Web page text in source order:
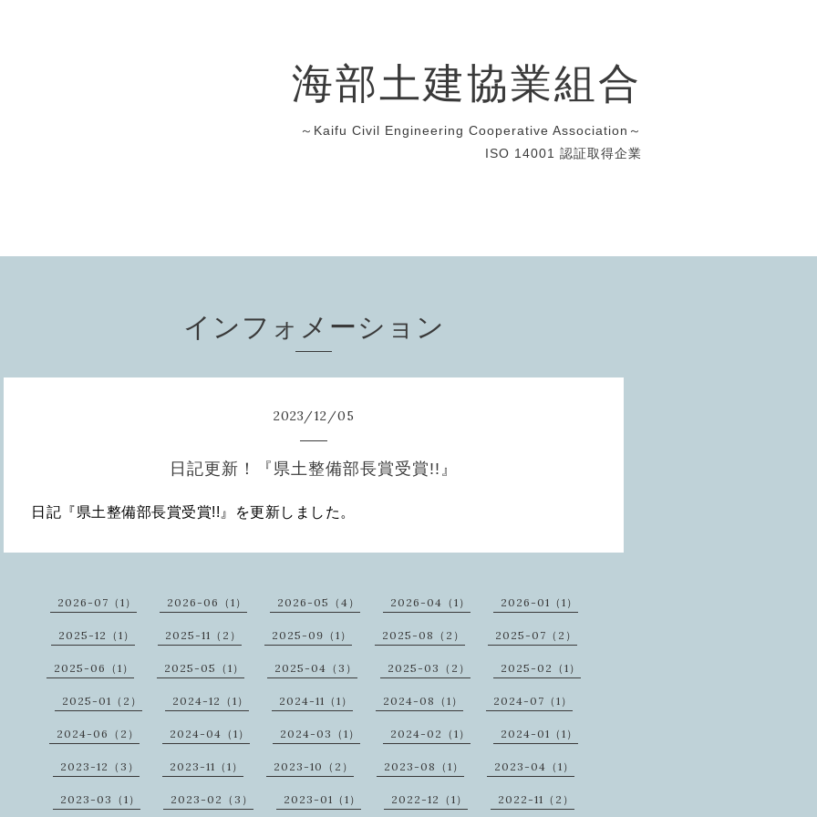
海部土建協業組合
～Kaifu Civil Engineering Cooperative Association～
ISO 14001 認証取得企業
インフォメーション
2023/12/05
日記更新！『県土整備部長賞受賞!!』
日記『県土整備部長賞受賞!!』を更新しました。
2026-07（1） 2026-06（1） 2026-05（4） 2026-04（1） 2026-01（1）
2025-12（1） 2025-11（2） 2025-09（1） 2025-08（2） 2025-07（2）
2025-06（1） 2025-05（1） 2025-04（3） 2025-03（2） 2025-02（1）
2025-01（2） 2024-12（1） 2024-11（1） 2024-08（1） 2024-07（1）
2024-06（2） 2024-04（1） 2024-03（1） 2024-02（1） 2024-01（1）
2023-12（3） 2023-11（1） 2023-10（2） 2023-08（1） 2023-04（1）
2023-03（1） 2023-02（3） 2023-01（1） 2022-12（1） 2022-11（2）